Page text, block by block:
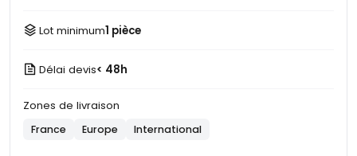
Lot minimum1 pièce
Délai devis< 48h
Zones de livraison
France Europe International